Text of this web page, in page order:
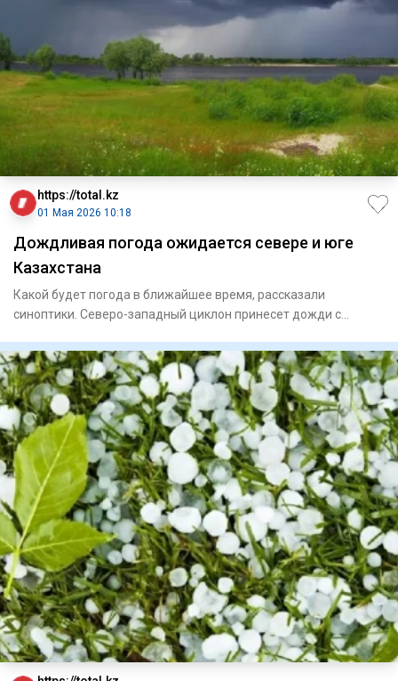
https://total.kz
01 Мая 2026 10:18
Дождливая погода ожидается севере и юге
Казахстана
Какой будет погода в ближайшее время, рассказали
синоптики. Северо-западный циклон принесет дожди с